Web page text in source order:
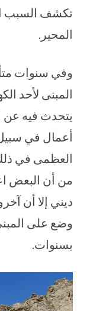
تكشف السبب
المحير.
وفي سنوات
المبنى لأحد
يتحدث فيه عن
أعمال في
العظمى في
من أن البعض
ديني إلا أن
وضع على
بسنوات.